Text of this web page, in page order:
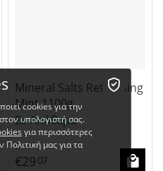
Mineral Salts Refreshing
Mint 1100g
Σε Απόθεμα
€29 07
cookies για την
υπολογιστή σας.
για περισσότερες
Πολιτική μας για τα